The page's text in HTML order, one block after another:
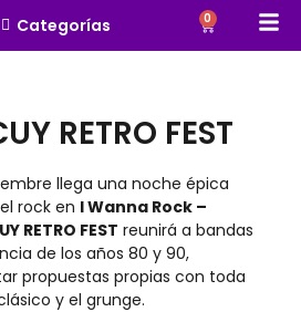
Categorías 0
RETRO FEST
llega una noche épica
rock en I Wanna Rock –
RETRO FEST reunirá a bandas
de los años 80 y 90,
propuestas propias con toda
y el grunge.